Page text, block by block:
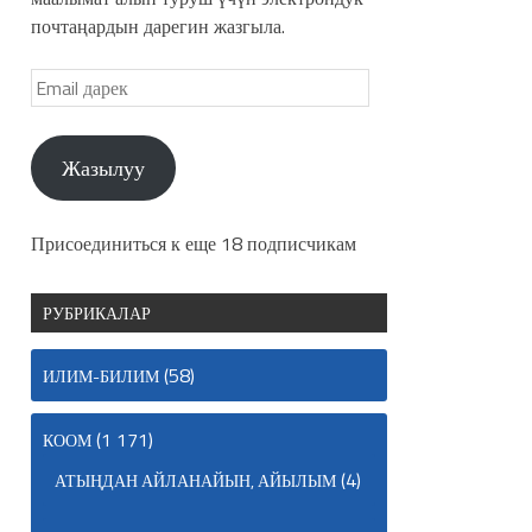
почтаңардын дарегин жазгыла.
Жазылуу
Присоединиться к еще 18 подписчикам
РУБРИКАЛАР
ИЛИМ-БИЛИМ(58)
КООМ(1 171)
АТЫҢДАН АЙЛАНАЙЫН, АЙЫЛЫМ(4)